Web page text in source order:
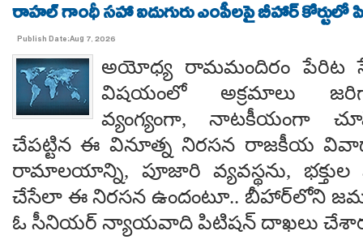
రాహల్ గాంధీ సహా ఐదుగురు ఎంపీలపై బీహార్ కోర్టులో
Publish Date:Aug 7, 2026
అయోధ్య రామమందిరం పేరిట
విషయంలో అక్రమాలు
వ్యంగ్యంగా, నాటకీయంగా
చేపట్టిన ఈ వినూత్న నిరసన రాజకీయ
రామాలయాన్ని, పూజారి వ్యవస్థను,
చేసేలా ఈ నిరసన ఉందంటూ.. బీహార్‌లోని
ఓ సీనియర్ న్యాయవాది పిటిషన్ దాఖలు